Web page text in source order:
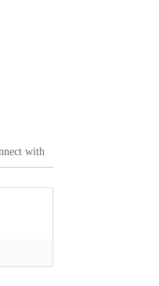
with